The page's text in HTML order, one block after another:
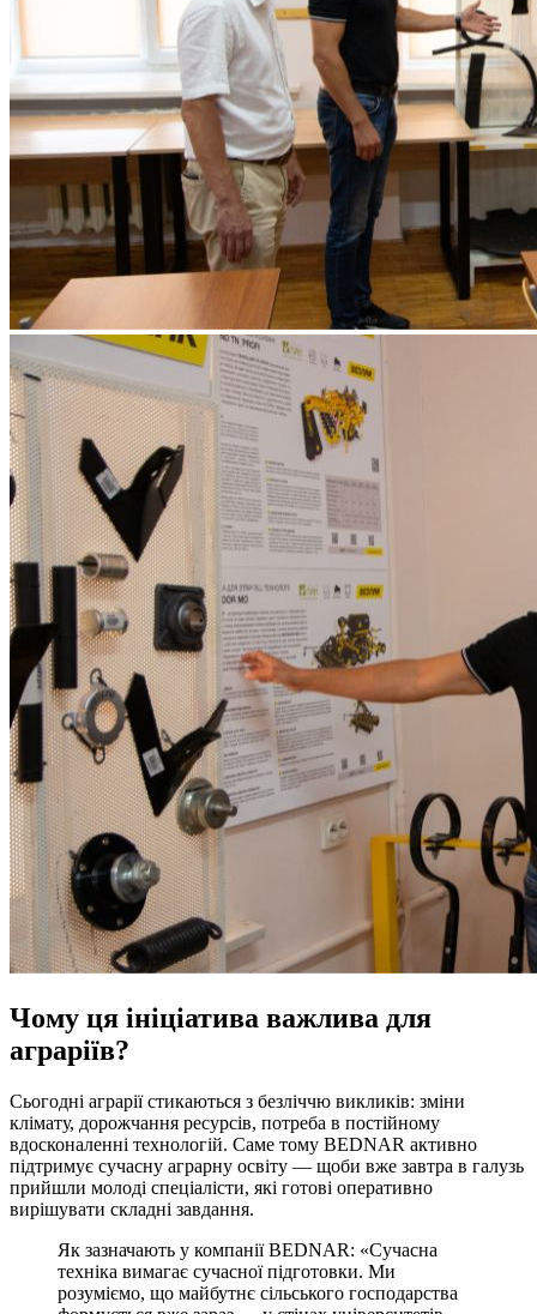
Чому ця ініціатива важлива для
аграріїв?
Сьогодні аграрії стикаються з безліччю викликів: зміни
клімату, дорожчання ресурсів, потреба в постійному
вдосконаленні технологій. Саме тому BEDNAR активно
підтримує сучасну аграрну освіту — щоби вже завтра в галузь
прийшли молоді спеціалісти, які готові оперативно
вирішувати складні завдання.
Як зазначають у компанії BEDNAR: «Сучасна
техніка вимагає сучасної підготовки. Ми
розуміємо, що майбутнє сільського господарства